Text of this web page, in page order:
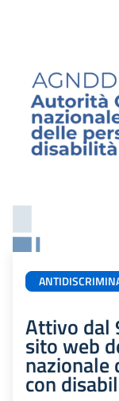
Attivo dal
sito web
nazionale
con